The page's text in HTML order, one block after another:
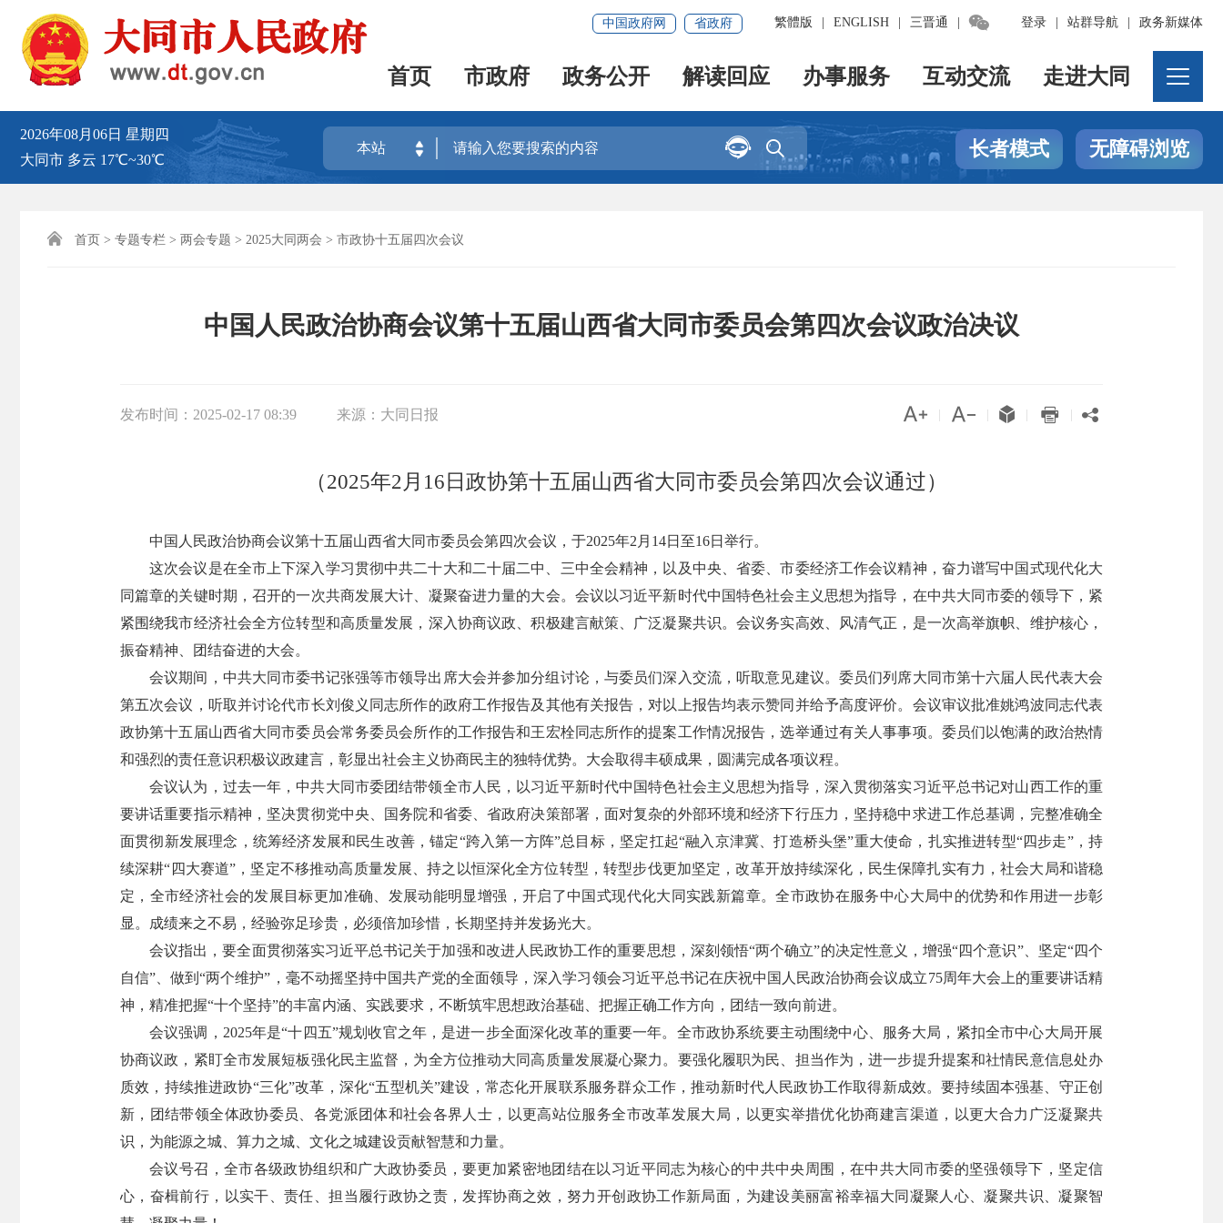
登录 站群导航 政务新媒体
繁體版 ENGLISH 三晋通 
中国政府网 省政府
首页 市政府 政务公开 解读回应 办事服务 互动交流 走进大同
2026年08月06日 星期四
大同市 多云 17℃~30℃
本站 
 长者模式 无障碍浏览
 首页 > 专题专栏 > 两会专题 > 2025大同两会 > 市政协十五届四次会议
中国人民政治协商会议第十五届山西省大同市委员会第四次会议政治决议
发布时间： 2025-02-17 08:39 来源： 大同日报     
（2025年2月16日政协第十五届山西省大同市委员会第四次会议通过）
中国人民政治协商会议第十五届山西省大同市委员会第四次会议，于2025年2月14日至16日举行。
这次会议是在全市上下深入学习贯彻中共二十大和二十届二中、三中全会精神，以及中央、省委、市委经济工作会议精神，奋力谱写中国式现代化大
同篇章的关键时期，召开的一次共商发展大计、凝聚奋进力量的大会。会议以习近平新时代中国特色社会主义思想为指导，在中共大同市委的领导下，紧
紧围绕我市经济社会全方位转型和高质量发展，深入协商议政、积极建言献策、广泛凝聚共识。会议务实高效、风清气正，是一次高举旗帜、维护核心，
振奋精神、团结奋进的大会。
会议期间，中共大同市委书记张强等市领导出席大会并参加分组讨论，与委员们深入交流，听取意见建议。委员们列席大同市第十六届人民代表大会
第五次会议，听取并讨论代市长刘俊义同志所作的政府工作报告及其他有关报告，对以上报告均表示赞同并给予高度评价。会议审议批准姚鸿波同志代表
政协第十五届山西省大同市委员会常务委员会所作的工作报告和王宏栓同志所作的提案工作情况报告，选举通过有关人事事项。委员们以饱满的政治热情
和强烈的责任意识积极议政建言，彰显出社会主义协商民主的独特优势。大会取得丰硕成果，圆满完成各项议程。
会议认为，过去一年，中共大同市委团结带领全市人民，以习近平新时代中国特色社会主义思想为指导，深入贯彻落实习近平总书记对山西工作的重
要讲话重要指示精神，坚决贯彻党中央、国务院和省委、省政府决策部署，面对复杂的外部环境和经济下行压力，坚持稳中求进工作总基调，完整准确全
面贯彻新发展理念，统筹经济发展和民生改善，锚定“跨入第一方阵”总目标，坚定扛起“融入京津冀、打造桥头堡”重大使命，扎实推进转型“四步走”，持
续深耕“四大赛道”，坚定不移推动高质量发展、持之以恒深化全方位转型，转型步伐更加坚定，改革开放持续深化，民生保障扎实有力，社会大局和谐稳
定，全市经济社会的发展目标更加准确、发展动能明显增强，开启了中国式现代化大同实践新篇章。全市政协在服务中心大局中的优势和作用进一步彰
显。成绩来之不易，经验弥足珍贵，必须倍加珍惜，长期坚持并发扬光大。
会议指出，要全面贯彻落实习近平总书记关于加强和改进人民政协工作的重要思想，深刻领悟“两个确立”的决定性意义，增强“四个意识”、坚定“四个
自信”、做到“两个维护”，毫不动摇坚持中国共产党的全面领导，深入学习领会习近平总书记在庆祝中国人民政治协商会议成立75周年大会上的重要讲话精
神，精准把握“十个坚持”的丰富内涵、实践要求，不断筑牢思想政治基础、把握正确工作方向，团结一致向前进。
会议强调，2025年是“十四五”规划收官之年，是进一步全面深化改革的重要一年。全市政协系统要主动围绕中心、服务大局，紧扣全市中心大局开展
协商议政，紧盯全市发展短板强化民主监督，为全方位推动大同高质量发展凝心聚力。要强化履职为民、担当作为，进一步提升提案和社情民意信息处办
质效，持续推进政协“三化”改革，深化“五型机关”建设，常态化开展联系服务群众工作，推动新时代人民政协工作取得新成效。要持续固本强基、守正创
新，团结带领全体政协委员、各党派团体和社会各界人士，以更高站位服务全市改革发展大局，以更实举措优化协商建言渠道，以更大合力广泛凝聚共
识，为能源之城、算力之城、文化之城建设贡献智慧和力量。
会议号召，全市各级政协组织和广大政协委员，要更加紧密地团结在以习近平同志为核心的中共中央周围，在中共大同市委的坚强领导下，坚定信
心，奋楫前行，以实干、责任、担当履行政协之责，发挥协商之效，努力开创政协工作新局面，为建设美丽富裕幸福大同凝聚人心、凝聚共识、凝聚智